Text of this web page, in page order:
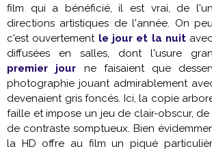
film qui a bénéficié, il est vrai, de
directions artistiques de l'année. On
c'est ouvertement le jour et la nuit
diffusées en salles, dont l'usure
premier jour ne faisaient que
photographie jouant admirablement
devenaient gris foncés. Ici, la copie
faille et impose un jeu de clair-obscur,
de contraste somptueux. Bien
la HD offre au film un piqué